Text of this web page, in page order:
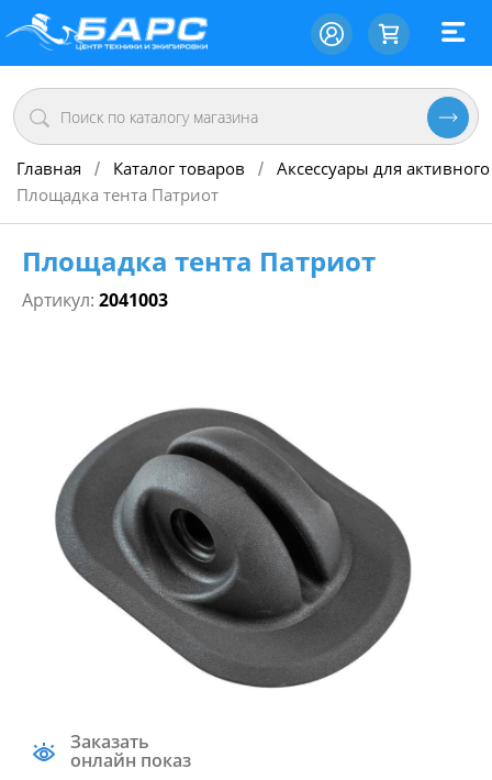
Главная / Каталог товаров / Аксессуары для
Площадка тента Патриот
Площадка тента Патриот
Артикул: 2041003
Заказать
онлайн показ